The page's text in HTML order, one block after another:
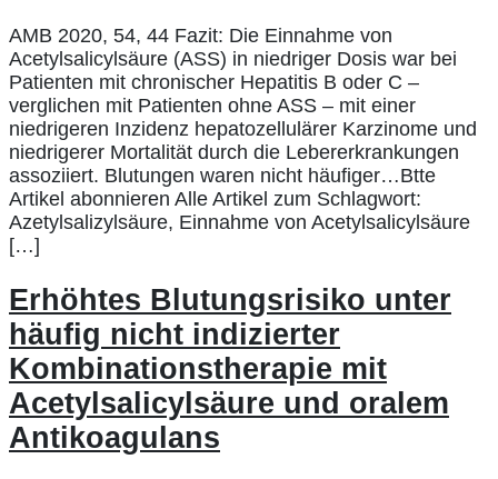
AMB 2020, 54, 44 Fazit: Die Einnahme von
Acetylsalicylsäure (ASS) in niedriger Dosis war bei
Patienten mit chronischer Hepatitis B oder C –
verglichen mit Patienten ohne ASS – mit einer
niedrigeren Inzidenz hepatozellulärer Karzinome und
niedrigerer Mortalität durch die Lebererkrankungen
assoziiert. Blutungen waren nicht häufiger…Btte
Artikel abonnieren Alle Artikel zum Schlagwort:
Azetylsalizylsäure, Einnahme von Acetylsalicylsäure
[…]
Erhöhtes Blutungsrisiko unter
häufig nicht indizierter
Kombinationstherapie mit
Acetylsalicylsäure und oralem
Antikoagulans